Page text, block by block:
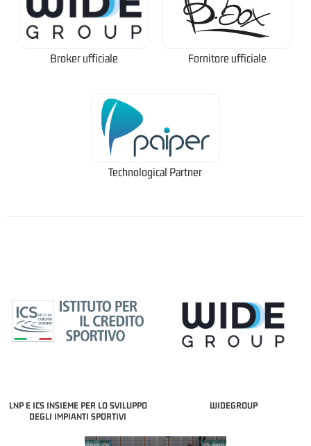
Broker ufficiale Fornitore ufficiale
Technological Partner
LNP E ICS INSIEME PER LO SVILUPPO
DEGLI IMPIANTI SPORTIVI
WIDEGROUP